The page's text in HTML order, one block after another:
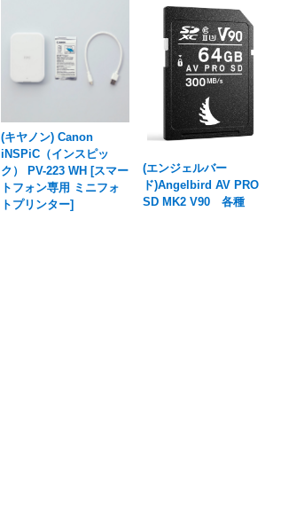
(キヤノン) Canon
iNSPiC（インスピッ
ク） PV-223 WH [スマー
トフォン専用 ミニフォ
トプリンター]
(エンジェルバー
ド)Angelbird AV PRO
SD MK2 V90 各種